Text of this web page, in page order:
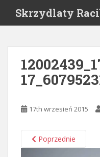
i
Skrzydlaty
17th wrzesień 2015
Poprzednie